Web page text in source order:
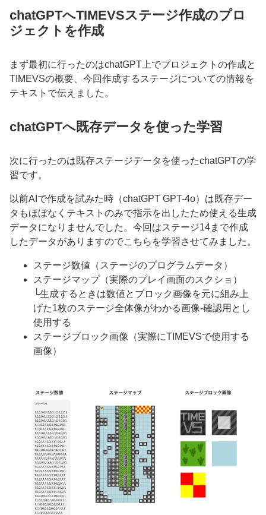
chatGPTへTIMEVSステージ作成のプロ
ジェクトを作成
まず最初に行ったのはchatGPT上でプロジェクトの作成と
TIMEVSの概要、今回作成するステージについての情報を
テキストで伝えました。
chatGPTへ既存データを使った学習
次に行ったのは既存ステージデータを使ったchatGPTの学
習です。
以前AIで作成を試みた時（chatGPT GPT-4o）は既存デー
タもほぼなくテキストのみで指示を出したため使える生成
データになりませんでした。今回はステージ14まで作成
したデータがありますのでこちらを学習させてみました。
ステージ数値（ステージのプログラムデータ）
ステージマップ（実際のプレイ画面のスクショ）
└生成するときは数値とブロック画像を元に組み上
げた1枚のステージ全体像がわかる画像-確認用とし
使用する
ステージブロック画像（実際にTIMEVSで使用する
画像）